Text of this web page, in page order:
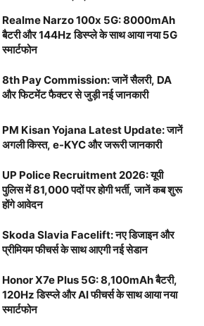
Realme Narzo 100x 5G: 8000mAh
बैटरी और 144Hz डिस्प्ले के साथ आया नया 5G
स्मार्टफोन
8th Pay Commission: जानें सैलरी, DA
और फिटमेंट फैक्टर से जुड़ी नई जानकारी
PM Kisan Yojana Latest Update: जानें
अगली किस्त, e-KYC और जरूरी जानकारी
UP Police Recruitment 2026: यूपी
पुलिस में 81,000 पदों पर होगी भर्ती, जानें कब शुरू
होंगे आवेदन
Skoda Slavia Facelift: नए डिजाइन और
प्रीमियम फीचर्स के साथ आएगी नई सेडान
Honor X7e Plus 5G: 8,100mAh बैटरी,
120Hz डिस्प्ले और AI फीचर्स के साथ आया नया
स्मार्टफोन